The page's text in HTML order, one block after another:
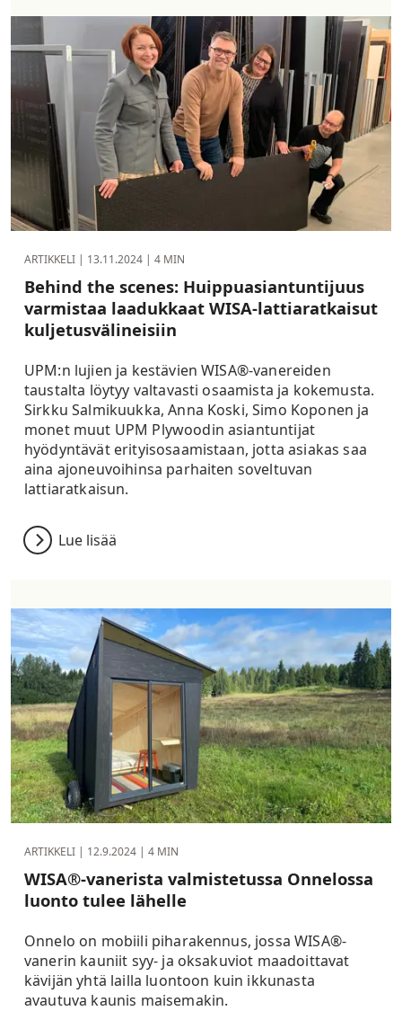
ARTIKKELI | 13.11.2024 | 4 MIN
Behind the scenes: Huippuasiantuntijuus
varmistaa laadukkaat WISA-lattiaratkaisut
kuljetusvälineisiin
UPM:n lujien ja kestävien WISA®-vanereiden
taustalta löytyy valtavasti osaamista ja kokemusta.
Sirkku Salmikuukka, Anna Koski, Simo Koponen ja
monet muut UPM Plywoodin asiantuntijat
hyödyntävät erityisosaamistaan, jotta asiakas saa
aina ajoneuvoihinsa parhaiten soveltuvan
lattiaratkaisun.
Lue lisää
ARTIKKELI | 12.9.2024 | 4 MIN
WISA®-vanerista valmistetussa Onnelossa
luonto tulee lähelle
Onnelo on mobiili piharakennus, jossa WISA®-
vanerin kauniit syy- ja oksakuviot maadoittavat
kävijän yhtä lailla luontoon kuin ikkunasta
avautuva kaunis maisemakin.